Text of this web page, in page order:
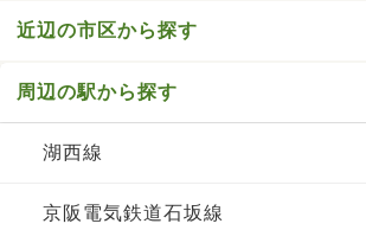
近辺の市区から探す
周辺の駅から探す
湖西線
京阪電気鉄道石坂線